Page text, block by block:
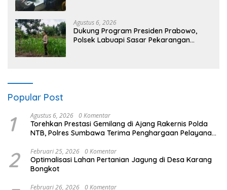
Agustus 6, 2026
Dukung Program Presiden Prabowo,
Polsek Labuapi Sasar Pekarangan
Popular Post
1 Agustus 6, 2026 0 Komentar
Torehkan Prestasi Gemilang di Ajang Rakernis Polda
NTB, Polres Sumbawa Terima Penghargaan Pelayanan
2 Februari 25, 2026 0 Komentar
Optimalisasi Lahan Pertanian Jagung di Desa Karang
Bongkot
Februari 26, 2026 0 Komentar